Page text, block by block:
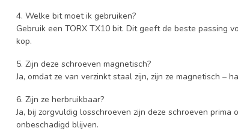
4. Welke bit moet ik gebruiken?
Gebruik een TORX TX10 bit. Dit geeft de beste passing
kop.
5. Zijn deze schroeven magnetisch?
Ja, omdat ze van verzinkt staal zijn, zijn ze magnetisch –
6. Zijn ze herbruikbaar?
Ja, bij zorgvuldig losschroeven zijn deze schroeven
onbeschadigd blijven.